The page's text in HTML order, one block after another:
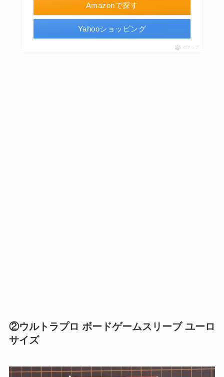
Amazonで探す
Yahooショッピング
ポチップ
②ウルトラプロ ボードゲームスリーブ ユーロ
サイズ